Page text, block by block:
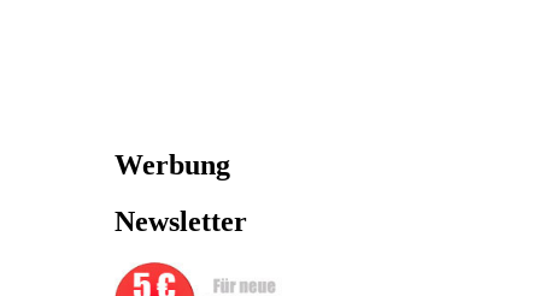
Werbung
Newsletter